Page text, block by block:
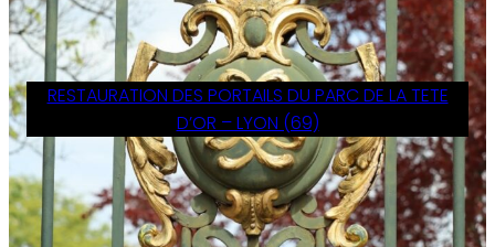
RESTAURATION DES PORTAILS DU PARC DE LA TETE
D’OR – LYON (69)